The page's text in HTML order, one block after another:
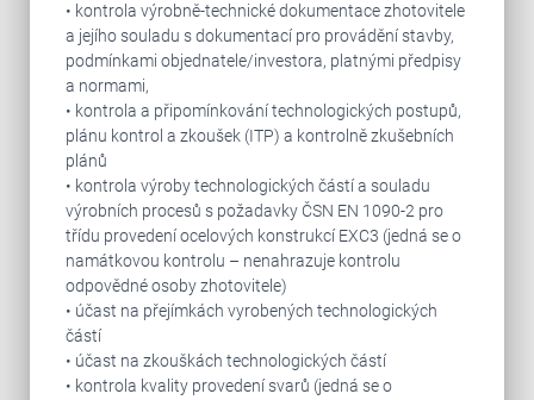
• kontrola výrobně-technické dokumentace zhotovitele
a jejího souladu s dokumentací pro provádění stavby,
podmínkami objednatele/investora, platnými předpisy
a normami,
• kontrola a připomínkování technologických postupů,
plánu kontrol a zkoušek (ITP) a kontrolně zkušebních
plánů
• kontrola výroby technologických částí a souladu
výrobních procesů s požadavky ČSN EN 1090-2 pro
třídu provedení ocelových konstrukcí EXC3 (jedná se o
namátkovou kontrolu – nenahrazuje kontrolu
odpovědné osoby zhotovitele)
• účast na přejímkách vyrobených technologických
částí
• účast na zkouškách technologických částí
• kontrola kvality provedení svarů (jedná se o